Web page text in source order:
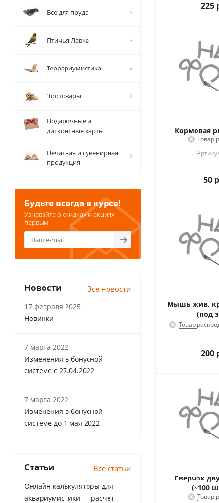
225
Кормовая
Товар
50
Мышь жив,
(под
Товар
200
Сверчок
(~100
Товар
Все для пруда
Птичья Лавка
Террариумистика
Зоотовары
Подарочные и
дисконтные карты
Печатная и сувенирная
продукция
Будьте всегда в курсе!
Узнавайте о скидках и акциях
первым
Новости Все новости
17 февраля 2025
Новинки
7 марта 2022
Изменения в бонусной
системе с 27.04.2022
7 марта 2022
Изменения в бонусной
системе до 1 мая 2022
Статьи Все статьи
Онлайн калькуляторы для
аквариумистики — расчёт